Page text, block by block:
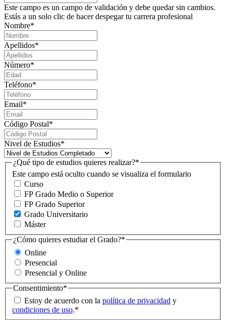
Este campo es un campo de validación y debe quedar sin cambios.
Estás a un solo clic de hacer despegar tu carrera profesional
Nombre*
Apellidos*
Número*
Teléfono*
Email*
Código Postal*
Nivel de Estudios*
Este campo está oculto cuando se visualiza el formulario
¿Qué tipo de estudios quieres realizar?*
Curso
FP Grado Medio o Superior
FP Grado Superior
Grado Universitario
Máster
¿Cómo quieres estudiar el Grado?*
Online
Presencial
Presencial y Online
Consentimiento*
Estoy de acuerdo con la política de privacidad y
condiciones de uso.*